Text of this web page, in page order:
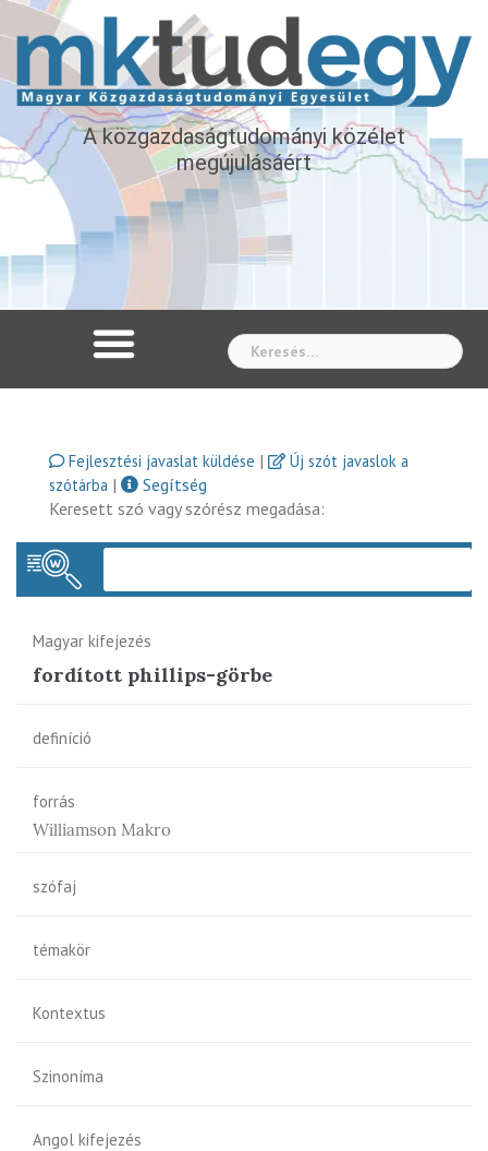
A közgazdaságtudományi közélet
megújulásáért
Fejlesztési javaslat küldése |
Új szót javaslok a
szótárba |
Segítség
Keresett szó vagy szórész megadása:
Magyar kifejezés
fordított phillips-görbe
definíció
forrás
Williamson Makro
szófaj
témakör
Kontextus
Szinoníma
Angol kifejezés